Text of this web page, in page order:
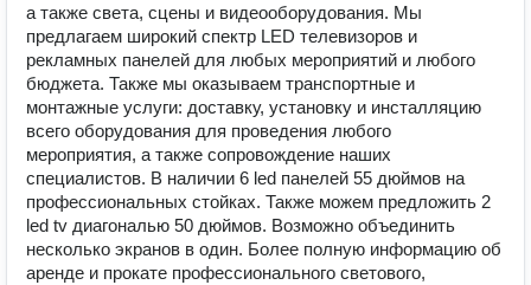
а также света, сцены и видеооборудования. Мы
предлагаем широкий спектр LED телевизоров и
рекламных панелей для любых мероприятий и любого
бюджета. Также мы оказываем транспортные и
монтажные услуги: доставку, установку и инсталляцию
всего оборудования для проведения любого
мероприятия, а также сопровождение наших
специалистов. В наличии 6 led панелей 55 дюймов на
профессиональных стойках. Также можем предложить 2
led tv диагональю 50 дюймов. Возможно объединить
несколько экранов в один. Более полную информацию об
аренде и прокате профессионального светового,